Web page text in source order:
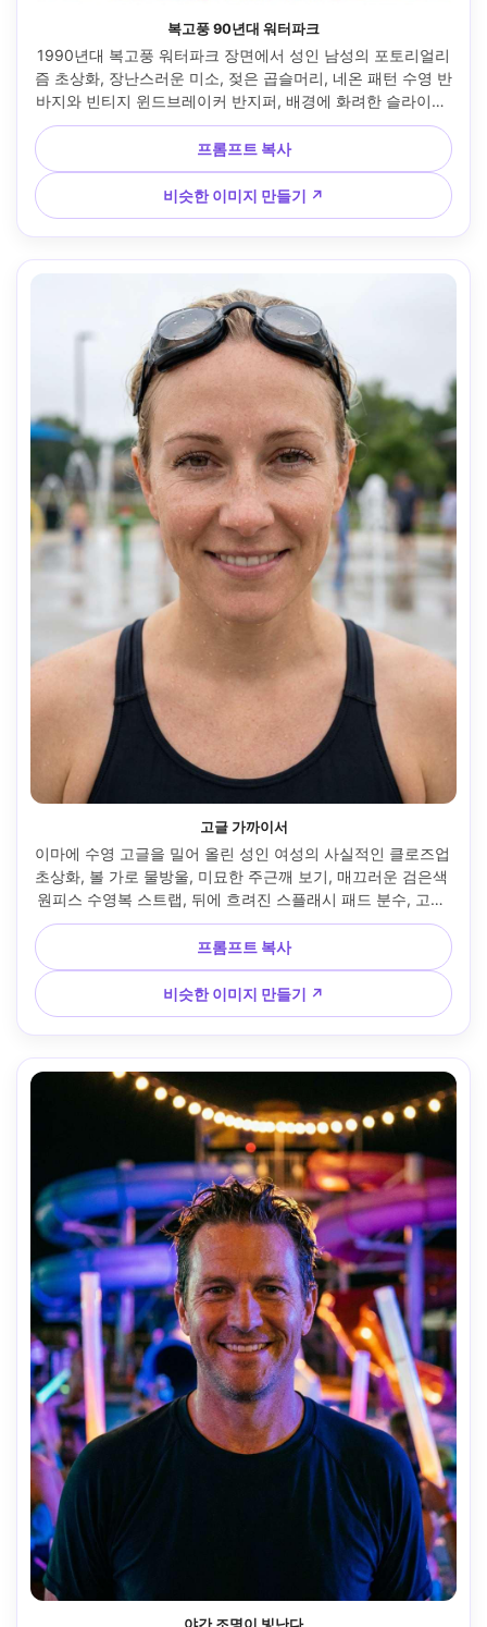
복고풍 90년대 워터파크
1990년대 복고풍 워터파크 장면에서 성인 남성의 포토리얼리
즘 초상화, 장난스러운 미소, 젖은 곱슬머리, 네온 패턴 수영 반
바지와 빈티지 윈드브레이커 반지퍼, 배경에 화려한 슬라이드
타워, 약간의 렌즈 플레어가 있는 밝은 여름 태양, 후지필름
GFX 100S, 80mm, 얕은 피사계 심도, 가슴 위로 올리는 프레
임, 향수를 불러일으키는 긍정적인 무드, 사실적인 피부 질감
과 젖은 하이라이트, 펀치 컬러 그레이딩, 고해상도 --ar 4:5
프롬프트 복사
비슷한 이미지 만들기 ↗
고글 가까이서
이마에 수영 고글을 밀어 올린 성인 여성의 사실적인 클로즈업
초상화, 볼 가로 물방울, 미묘한 주근깨 보기, 매끄러운 검은색
원피스 수영복 스트랩, 뒤에 흐려진 스플래시 패드 분수, 고른
피부를 위한 부드러운 흐린 조명, 캐논 EOS R6 Mark II,
85mm f/1.4, 타이트한 페이스 프레임, 친근한 자신감 있는 분
위기, 자연스러운 모공과 미세 디테일, 물방울의 정확한 반사,
깔끔한 색상 등급, 초선명한 초점, 고해상도 --ar 4:5
프롬프트 복사
비슷한 이미지 만들기 ↗